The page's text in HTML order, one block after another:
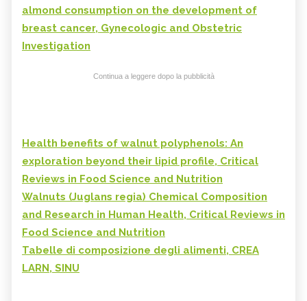
almond consumption on the development of
breast cancer, Gynecologic and Obstetric
Investigation
Continua a leggere dopo la pubblicità
Health benefits of walnut polyphenols: An
exploration beyond their lipid profile, Critical
Reviews in Food Science and Nutrition
Walnuts (Juglans regia) Chemical Composition
and Research in Human Health, Critical Reviews in
Food Science and Nutrition
Tabelle di composizione degli alimenti, CREA
LARN, SINU